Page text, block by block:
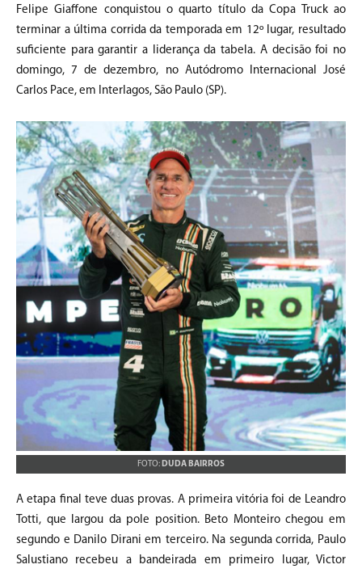
Felipe Giaffone conquistou o quarto título da Copa Truck ao
terminar a última corrida da temporada em 12º lugar, resultado
suficiente para garantir a liderança da tabela. A decisão foi no
domingo, 7 de dezembro, no Autódromo Internacional José
Carlos Pace, em Interlagos, São Paulo (SP).
FOTO: DUDA BAIRROS
A etapa final teve duas provas. A primeira vitória foi de Leandro
Totti, que largou da pole position. Beto Monteiro chegou em
segundo e Danilo Dirani em terceiro. Na segunda corrida, Paulo
Salustiano recebeu a bandeirada em primeiro lugar, Victor